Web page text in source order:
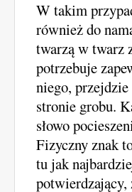
W takim
również do
twarzą w twarz
potrzebuje
niego,
stronie grobu.
słowo
Fizyczny znak
tu jak
potwierdzający,